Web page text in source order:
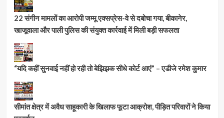
22 संगीन मामलों का आरोपी जम्मू एक्सप्रेस-वे से दबोचा गया, बीकानेर,
खाजूवाला और पाली पुलिस की संयुक्त कार्रवाई में मिली बड़ी सफलता
“यदि कहीं सुनवाई नहीं हो रही तो बेझिझक सीधे कोर्ट आएं” – एडीजे रमेश कुमार
सीमांत क्षेत्र में अवैध साहूकारी के खिलाफ फूटा आक्रोश, पीड़ित परिवारों ने किया